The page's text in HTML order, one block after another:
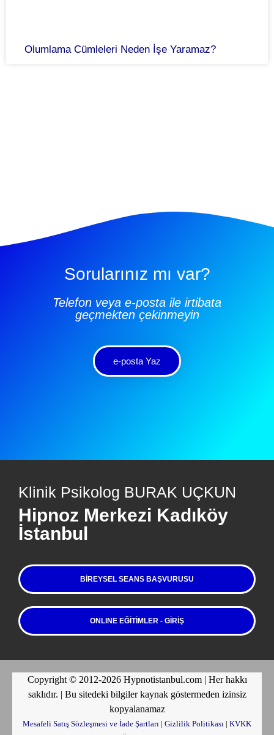
Olumlama Cümleleri Neden İşe Yaramaz?
Sorularınız mı var?
Telefon veya e-posta ile irtibata
geçmekten çekinmeyin
e-posta Yaz
Klinik Psikolog BURAK UÇKUN
Hipnoz Merkezi Kadıköy
İstanbul
BIREYSEL SEANS BAŞVURUSU
ONLINE EĞİTİMLER - GİRİŞ
Copyright © 2012-2026 Hypnotistanbul.com | Her hakkı
saklıdır. | Bu sitedeki bilgiler kaynak göstermeden izinsiz
kopyalanamaz
Mesafeli Satış Sözleşmesi ve İade Şartları | Gizlilik Politikası | KVKK